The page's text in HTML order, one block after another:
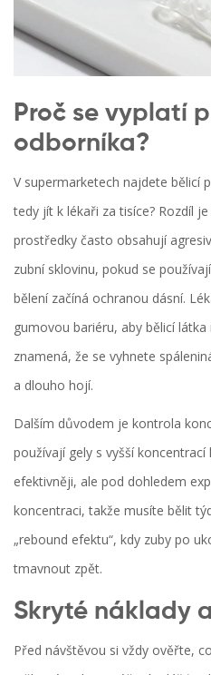
Proč se vyplatí
odborníka?
V supermarketech najdete bělicí
tedy jít k lékaři za tisíce? Rozdíl
prostředky často obsahují
zubní sklovinu, pokud se
bělení začíná ochranou dásní.
gumovou bariéru, aby bělicí
znamená, že se vyhnete
a dlouho hojí.
Dalším důvodem je kontrola
používají gely s vyšší
efektivněji, ale pod dohledem
koncentraci, takže musíte bělit
„rebound efektu“, kdy zuby po
tmavnout zpět.
Skryté náklady
Před návštěvou si vždy ověřte,